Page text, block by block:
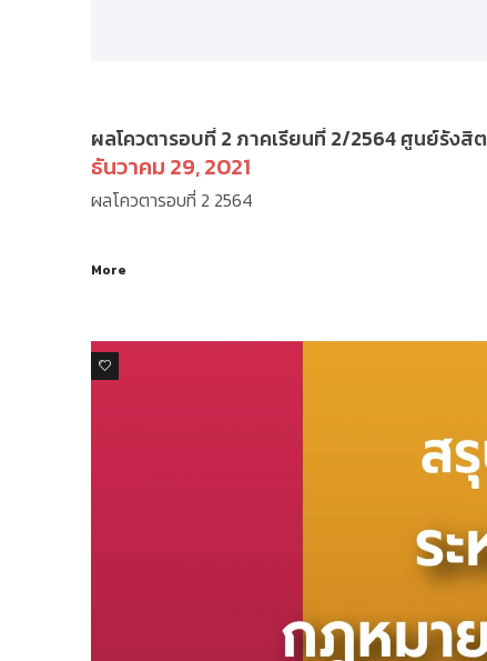
ผลโควตารอบที่ 2 ภาคเรียนที่ 2/2564 ศูนย์รังสิต
ธันวาคม 29, 2021
ผลโควตารอบที่ 2 2564
More
0